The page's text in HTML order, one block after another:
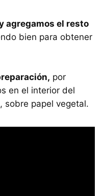
agregamos el resto
bien para obtener
por
en el interior del
sobre papel vegetal.